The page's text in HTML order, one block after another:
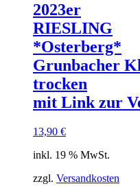
2023er
RIESLING
*Osterberg*
Grunbacher
trocken
mit Link zur
13,90 €
inkl. 19 % MwSt.
zzgl. Versandkosten